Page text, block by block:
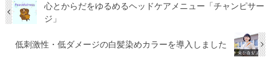
心とからだをゆるめるヘッドケアメニュー「チャンピサー
ジ」
低刺激性・低ダメージの白髪染めカラーを導入しました